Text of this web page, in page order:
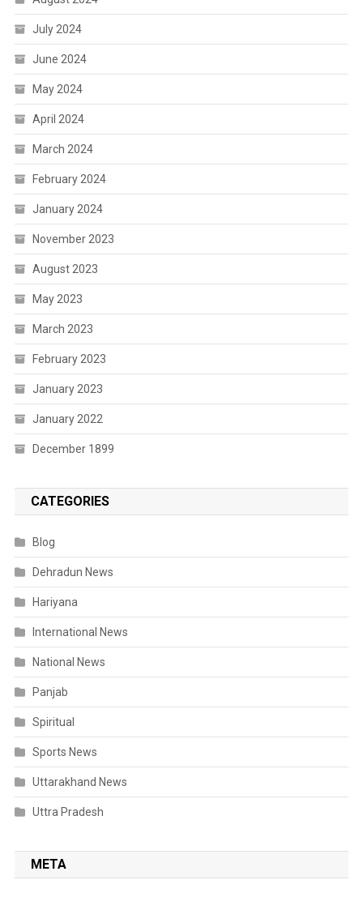
July 2024
June 2024
May 2024
April 2024
March 2024
February 2024
January 2024
November 2023
August 2023
May 2023
March 2023
February 2023
January 2023
January 2022
December 1899
CATEGORIES
Blog
Dehradun News
Hariyana
International News
National News
Panjab
Spiritual
Sports News
Uttarakhand News
Uttra Pradesh
META